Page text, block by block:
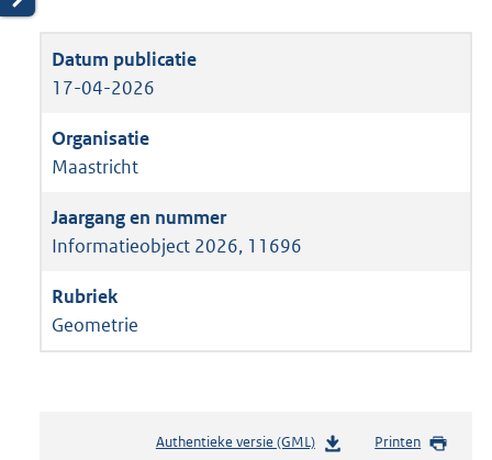
17-04-2026
Maastricht
Informatieobject 2026, 11696
Geometrie
Authentieke versie (GML)b
Printen